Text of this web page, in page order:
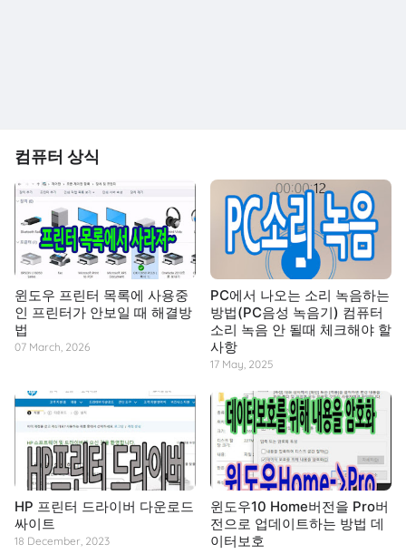
컴퓨터 상식
윈도우 프린터 목록에 사용중
인 프린터가 안보일 때 해결방
법
07 March, 2026
PC에서 나오는 소리 녹음하는
방법(PC음성 녹음기) 컴퓨터
소리 녹음 안 될때 체크해야 할
사항
17 May, 2025
HP 프린터 드라이버 다운로드
싸이트
18 December, 2023
윈도우10 Home버전을 Pro버
전으로 업데이트하는 방법 데
이터보호